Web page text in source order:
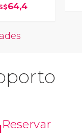
64,4
Reservar